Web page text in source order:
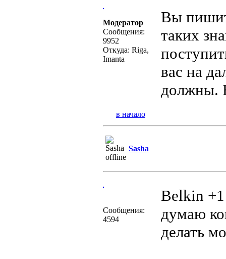
Модератор
Сообщения:
9952
Откуда: Riga,
Imanta
Вы
таких
вас на
должны.
в начало
Sasha
Сообщения:
4594
Belkin +1
думаю
делать